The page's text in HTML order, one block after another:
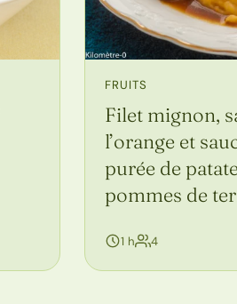
FRUITS
Filet mignon,
l’orange et
purée de
pommes de
1 h 4personnes